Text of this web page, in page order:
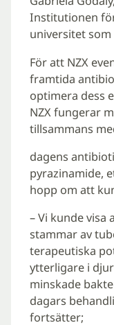
Institutionen
universitet
För att NZX
framtida
optimera dess
NZX fungerar
tillsammans
dagens
pyrazinamide,
hopp om att
– Vi kunde visa
stammar av
terapeutiska
ytterligare i
minskade
dagars
fortsätter;